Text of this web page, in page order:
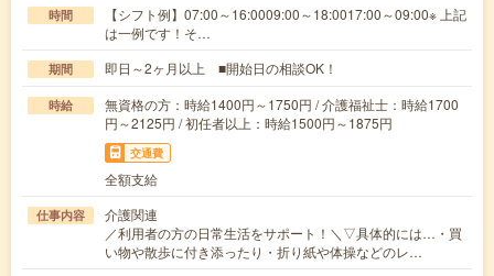
時間
【シフト例】07:00～16:0009:00～18:0017:00～09:00※ 上記
は一例です！そ…
期間 即日～2ヶ月以上 ■開始日の相談OK！
時給
無資格の方：時給1400円～1750円 / 介護福祉士：時給1700
円～2125円 / 初任者以上：時給1500円～1875円
交通費
全額支給
仕事内容
介護関連
／利用者の方の日常生活をサポート！＼▽具体的には…・買
い物や散歩に付き添ったり・折り紙や体操などのレ…